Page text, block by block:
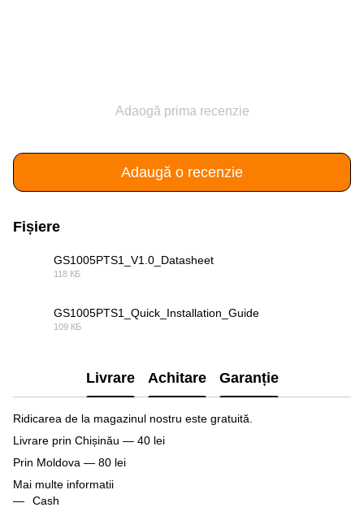
Adaogă prima recenzie
Adaugă o recenzie
Fișiere
GS1005PTS1_V1.0_Datasheet
118 КБ
GS1005PTS1_Quick_Installation_Guide
109 КБ
Livrare Achitare Garanție
Ridicarea de la magazinul nostru este gratuită.
Livrare prin Chișinău — 40 lei
Prin Moldova — 80 lei
Mai multe informatii
Cash